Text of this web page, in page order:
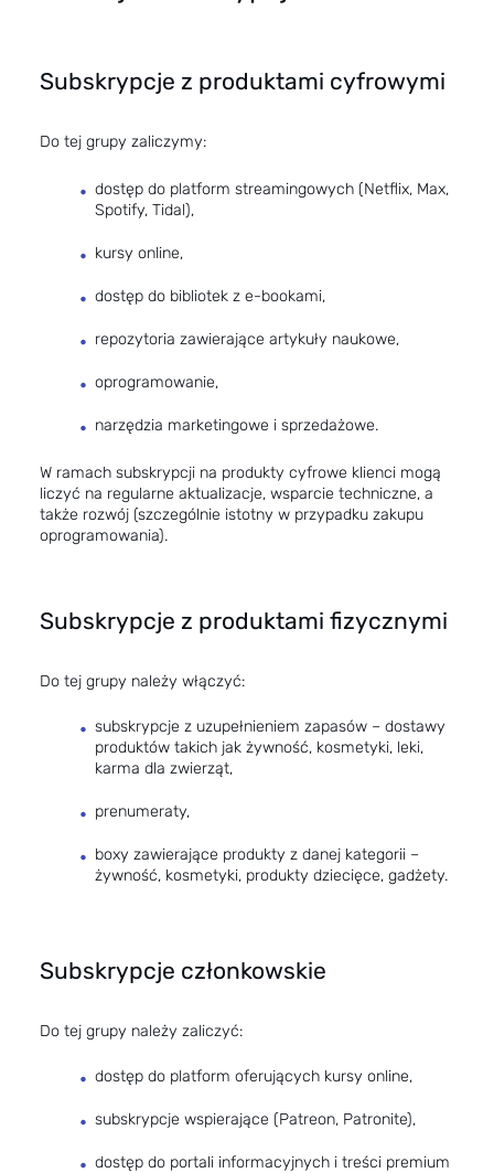
Subskrypcje z produktami cyfrowymi
Do tej grupy zaliczymy:
dostęp do platform streamingowych (Netflix, Max,
Spotify, Tidal),
kursy online,
dostęp do bibliotek z e-bookami,
repozytoria zawierające artykuły naukowe,
oprogramowanie,
narzędzia marketingowe i sprzedażowe.
W ramach subskrypcji na produkty cyfrowe klienci mogą
liczyć na regularne aktualizacje, wsparcie techniczne, a
także rozwój (szczególnie istotny w przypadku zakupu
oprogramowania).
Subskrypcje z produktami fizycznymi
Do tej grupy należy włączyć:
subskrypcje z uzupełnieniem zapasów – dostawy
produktów takich jak żywność, kosmetyki, leki,
karma dla zwierząt,
prenumeraty,
boxy zawierające produkty z danej kategorii –
żywność, kosmetyki, produkty dziecięce, gadżety.
Subskrypcje członkowskie
Do tej grupy należy zaliczyć:
dostęp do platform oferujących kursy online,
subskrypcje wspierające (Patreon, Patronite),
dostęp do portali informacyjnych i treści premium